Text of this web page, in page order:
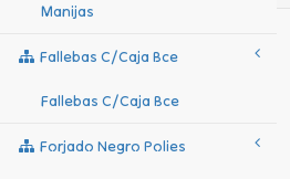
Manijas
Fallebas C/caja Bce
Fallebas C/caja Bce
Forjado Negro Polies